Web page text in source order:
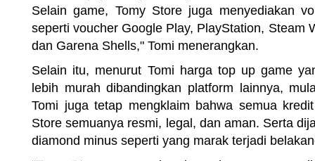
Selain game, Tomy Store juga menyediakan
seperti voucher Google Play, PlayStation, Steam
dan Garena Shells," Tomi menerangkan.
Selain itu, menurut Tomi harga top up game
lebih murah dibandingkan platform lainnya,
Tomi juga tetap mengklaim bahwa semua
Store semuanya resmi, legal, dan aman. Serta
diamond minus seperti yang marak terjadi